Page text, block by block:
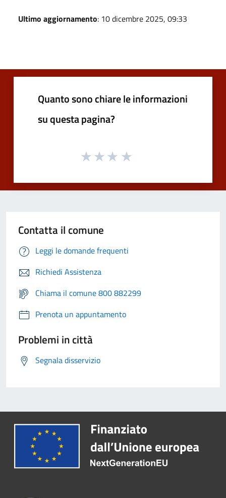
Ultimo aggiornamento: 10 dicembre 2025, 09:33
Quanto sono chiare le informazioni
su questa pagina?
Contatta il comune
Leggi le domande frequenti
Richiedi Assistenza
Chiama il comune 800 882299
Prenota un appuntamento
Problemi in città
Segnala disservizio